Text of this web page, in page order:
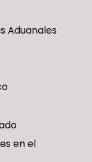
Aduanales
en el